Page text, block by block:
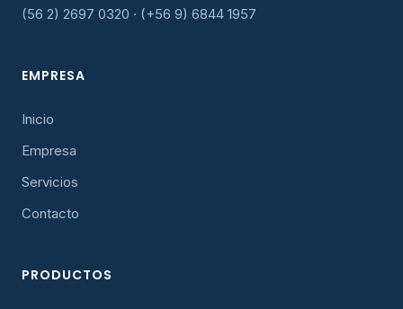
(56 2) 2697 0320 · (+56 9) 6844 1957
EMPRESA
Inicio
Empresa
Servicios
Contacto
PRODUCTOS